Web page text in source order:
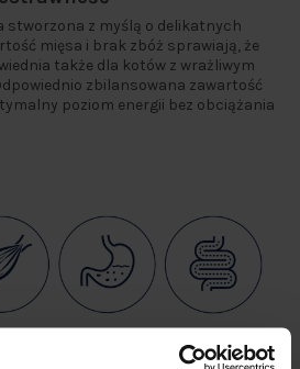
stworzona z myślą o delikatnych
mięsa i brak zbóż sprawiają, że
także dla kotów z wrażliwym
zbilansowana zawartość
poziom energii bez obciążania